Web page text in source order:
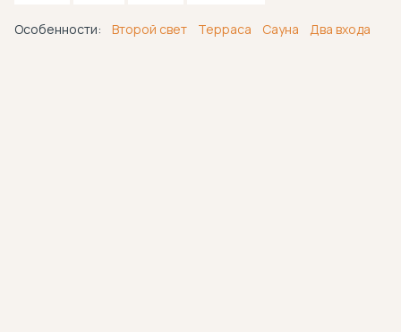
Особенности: Второй свет Терраса Сауна Два входа